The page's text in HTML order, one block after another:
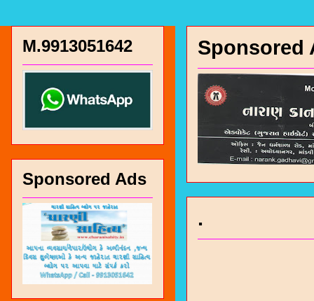
Sponsored
.
M.9913051642
Sponsored Ads